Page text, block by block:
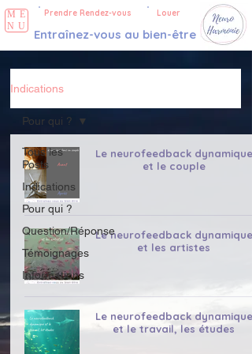
Prendre Rendez-vous
Entraînez-vous au bien-être
Louer
ME
NU
Indications
Tous les
Posts
Indications
Pour qui ?
Question/Réponse
Témoignages
Informations
Pour qui ?
Le neurofeedback dynamique
et le couple
Le neurofeedback dynamique
et les artistes
Le neurofeedback dynamique
et le travail, les études